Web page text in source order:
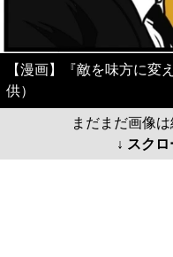
【漫画】『敵を味方に変
供）
まだまだ画像
↓ スク